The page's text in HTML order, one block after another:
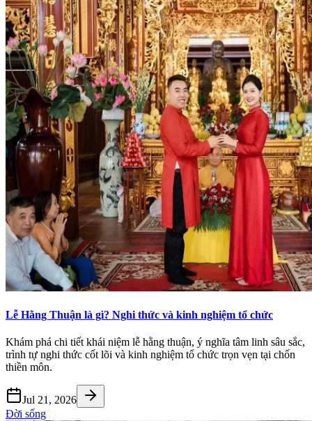
Lễ Hằng Thuận là gì? Nghi thức và kinh nghiệm tổ chức
Khám phá chi tiết khái niệm lễ hằng thuận, ý nghĩa tâm linh sâu sắc,
trình tự nghi thức cốt lõi và kinh nghiệm tổ chức trọn vẹn tại chốn
thiền môn.
Jul 21, 2026
Đời sống